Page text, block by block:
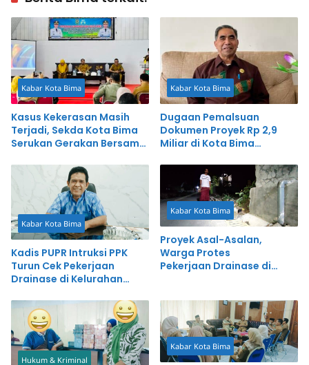
Kabar Kota Bima
Kasus Kekerasan Masih
Terjadi, Sekda Kota Bima
Serukan Gerakan Bersama
Kabar Kota Bima
Dugaan Pemalsuan
Dokumen Proyek Rp 2,9
Miliar di Kota Bima
Kabar Kota Bima
Kadis PUPR Intruksi PPK
Turun Cek Pekerjaan
Drainase di Kelurahan
Kabar Kota Bima
Proyek Asal-Asalan,
Warga Protes
Pekerjaan Drainase di
Hukum & Kriminal
Kabar Kota Bima